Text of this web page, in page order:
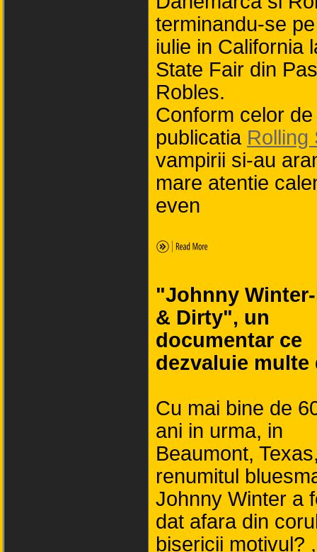
terminandu-se
iulie in California
State Fair din
Robles.
Conform celor de
publicatia Rolling
vampirii si-au
mare atentie
even
"Johnny
& Dirty", un
documentar ce
dezvaluie multe
Cu mai bine de
ani in urma, in
Beaumont,
renumitul
Johnny Winter a
dat afara din
bisericii motivul?